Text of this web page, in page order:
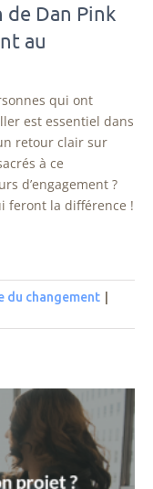
Dan Pink
au
qui ont
est essentiel dans
retour clair sur
à ce
d’engagement ?
feront la différence !
du changement